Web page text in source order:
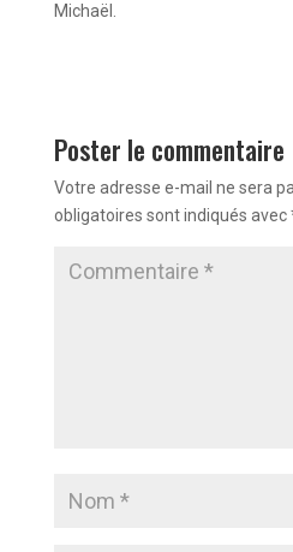
Michaël.
Poster le commentaire
Votre adresse e-mail ne sera
obligatoires sont indiqués avec